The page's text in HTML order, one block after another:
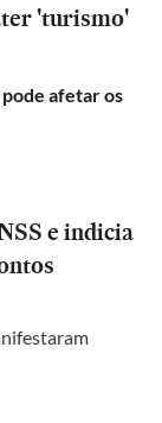
'turismo'
afetar os
e indicia